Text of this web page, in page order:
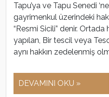
Tapu’ya ve Tapu Senedi
gayrimenkul üzerindeki
“Resmi Sicili” denir. Ortada
yapılan, Bir tescil veya
aynı hakkın zedelenmiş
DEVAMINI OKU »